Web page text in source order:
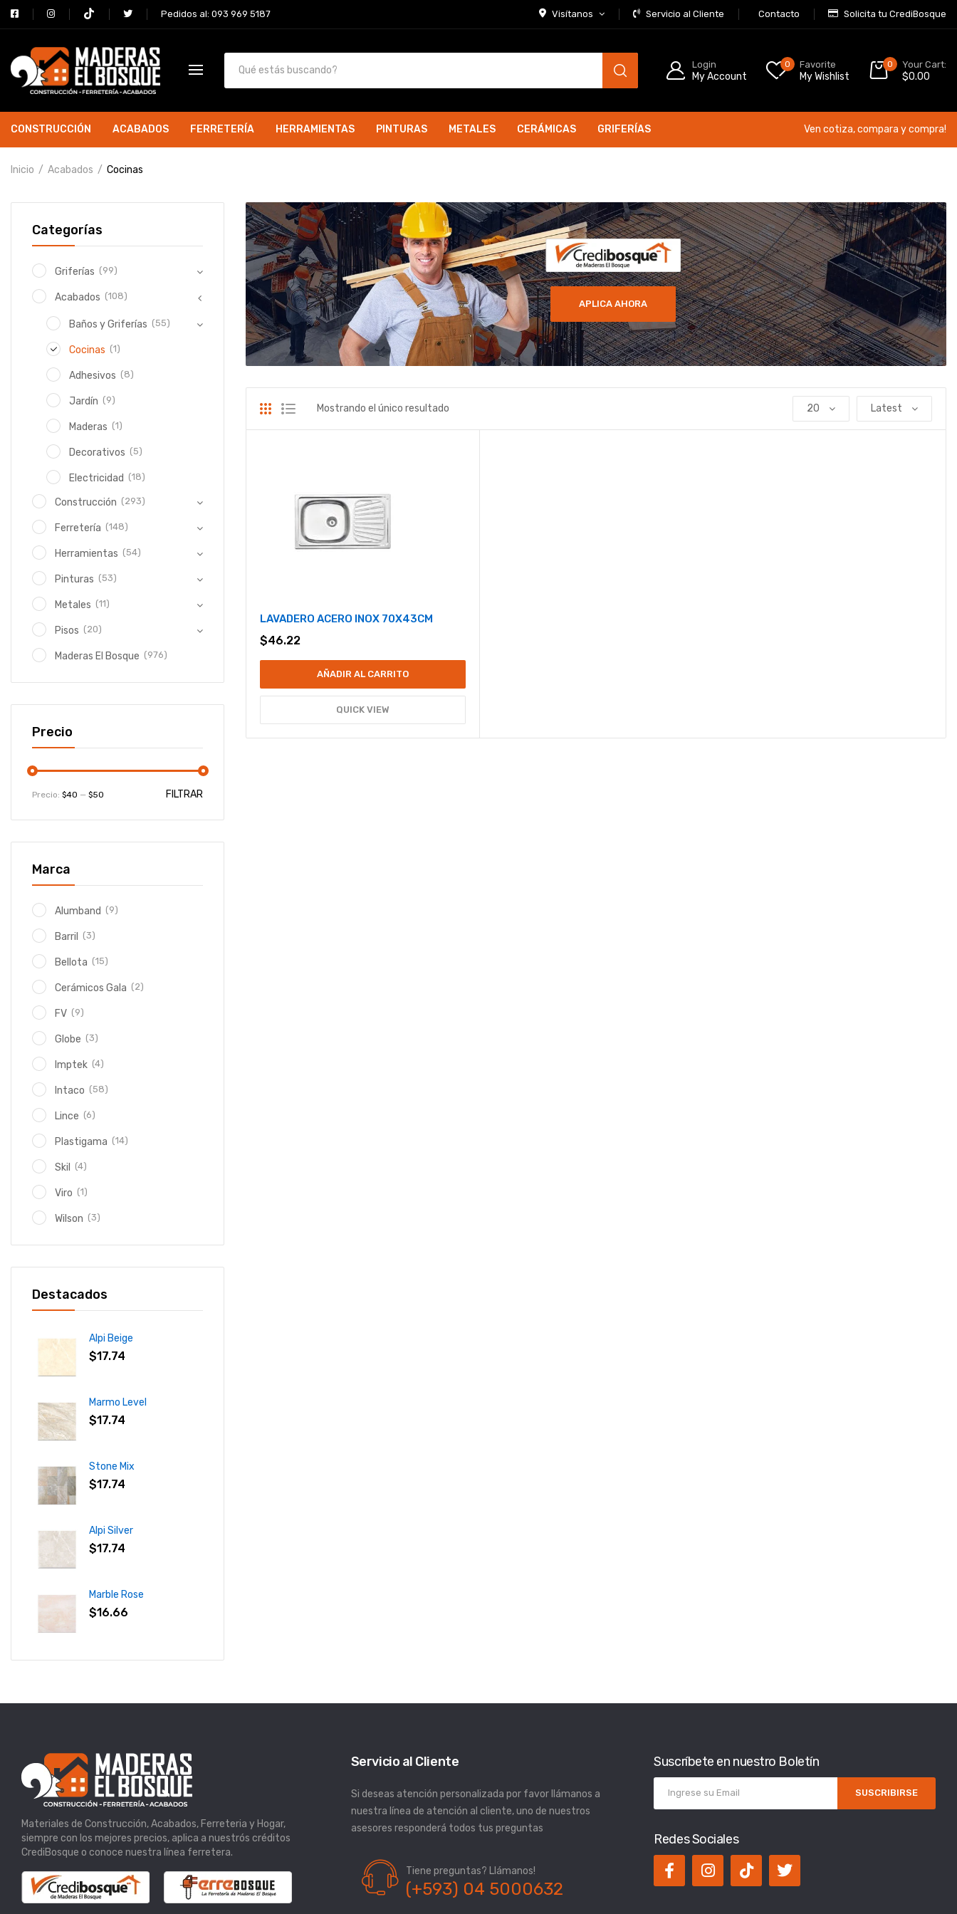
Pedidos al: 093 969 5187 Visítanos Servicio al Cliente Contacto Solicita tu CrediBosque
Login
My Account
0 Favorite
My Wishlist
0 Your Cart:
$0.00
CONSTRUCCIÓN ACABADOS FERRETERÍA HERRAMIENTAS PINTURAS METALES CERÁMICAS GRIFERÍAS Ven cotiza, compara y compra!
Inicio Acabados Cocinas
APLICA AHORA
Mostrando el único resultado 20 Latest
LAVADERO ACERO INOX 70X43CM
$46.22
AÑADIR AL CARRITO
QUICK VIEW
Categorías
Griferías (99)
Acabados (108)
Baños y Griferías (55)
Cocinas (1)
Adhesivos (8)
Jardín (9)
Maderas (1)
Decorativos (5)
Electricidad (18)
Construcción (293)
Ferretería (148)
Herramientas (54)
Pinturas (53)
Metales (11)
Pisos (20)
Maderas El Bosque (976)
Precio
FILTRAR
Precio: $40 — $50
Marca
Alumband (9)
Barril (3)
Bellota (15)
Cerámicos Gala (2)
FV (9)
Globe (3)
Imptek (4)
Intaco (58)
Lince (6)
Plastigama (14)
Skil (4)
Viro (1)
Wilson (3)
Destacados
Alpi Beige
$17.74
Marmo Level
$17.74
Stone Mix
$17.74
Alpi Silver
$17.74
Marble Rose
$16.66
Materiales de Construcción, Acabados, Ferreteria y Hogar,
siempre con los mejores precios, aplica a nuestrós créditos
CrediBosque o conoce nuestra línea ferretera.
Servicio al Cliente
Si deseas atención personalizada por favor llámanos a
nuestra línea de atención al cliente, uno de nuestros
asesores responderá todos tus preguntas
Tiene preguntas? Llámanos!
(+593) 04 5000632
Suscríbete en nuestro Boletín
SUSCRIBIRSE
Redes Sociales